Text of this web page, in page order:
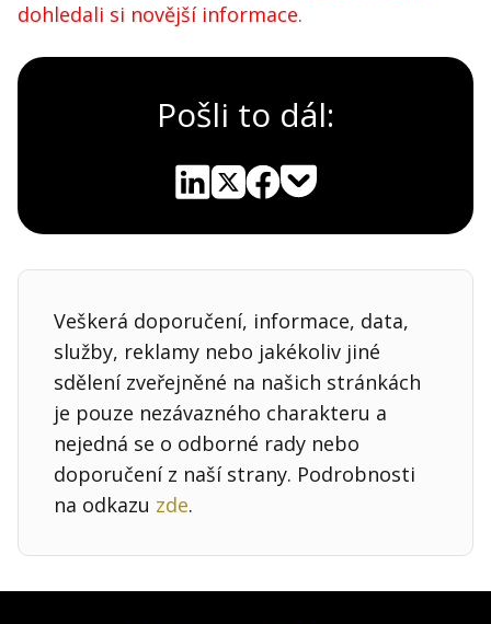
dohledali si novější informace.
Pošli to dál:
Veškerá doporučení, informace, data,
služby, reklamy nebo jakékoliv jiné
sdělení zveřejněné na našich stránkách
je pouze nezávazného charakteru a
nejedná se o odborné rady nebo
doporučení z naší strany. Podrobnosti
na odkazu zde.